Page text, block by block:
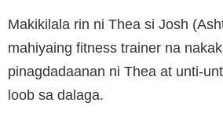
Makikilala rin ni Thea si Josh
mahiyaing fitness trainer na
pinagdadaanan ni Thea at unti-
loob sa dalaga.